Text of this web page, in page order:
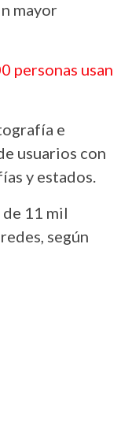
mayor
personas usan
e
usuarios con
y estados.
de 11 mil
según